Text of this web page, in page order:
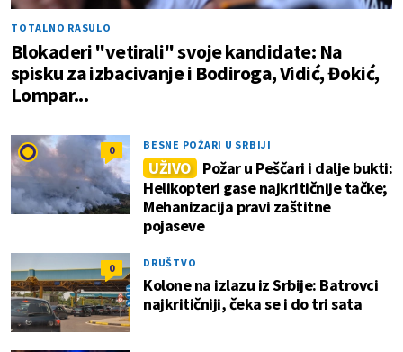
TOTALNO RASULO
Blokaderi "vetirali" svoje kandidate: Na
spisku za izbacivanje i Bodiroga, Vidić, Đokić,
Lompar...
0 BESNE POŽARI U SRBIJI
UŽIVO Požar u Peščari i dalje bukti:
Helikopteri gase najkritičnije tačke;
Mehanizacija pravi zaštitne
pojaseve
0 DRUŠTVO
Kolone na izlazu iz Srbije: Batrovci
najkritičniji, čeka se i do tri sata